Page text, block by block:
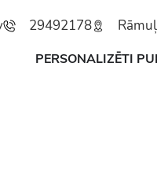
29492178
PERSONALIZĒTI